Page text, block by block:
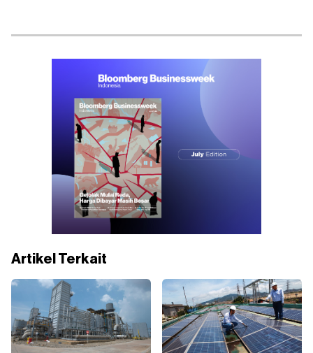
Artikel Terkait